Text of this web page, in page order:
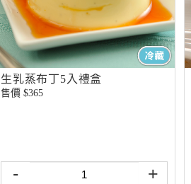
生乳蒸布丁5入禮盒
售價 $365
- +